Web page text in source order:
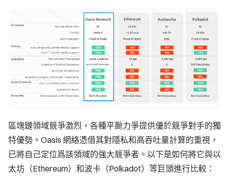
區塊鏈領域競爭激烈，各種平颱力爭提供優於競爭對手的獨
特優勢。Oasis 網絡憑借其對隱私和高吞吐量計算的重視，
已將自己定位爲該領域的強大競爭者。以下是如何將它與以
太坊（Ethereum）和波卡（Polkadot）等巨頭進行比較：